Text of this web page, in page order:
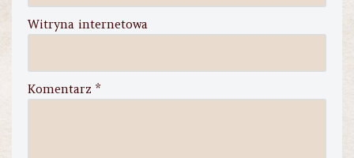
Witryna internetowa
Komentarz *